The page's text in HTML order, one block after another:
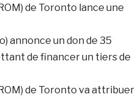
de Toronto lance une
annonce un don de 35
de financer un tiers de
de Toronto va attribuer